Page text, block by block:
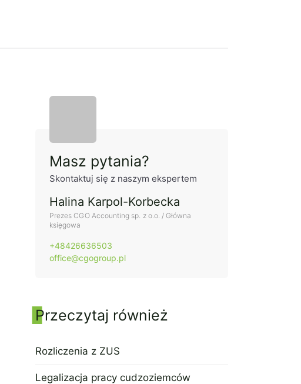
Masz pytania?
Skontaktuj się z naszym ekspertem
Halina Karpol-Korbecka
Prezes CGO Accounting sp. z o.o. / Główna
księgowa
+48426636503
office@cgogroup.pl
Przeczytaj również
Rozliczenia z ZUS
Legalizacja pracy cudzoziemców